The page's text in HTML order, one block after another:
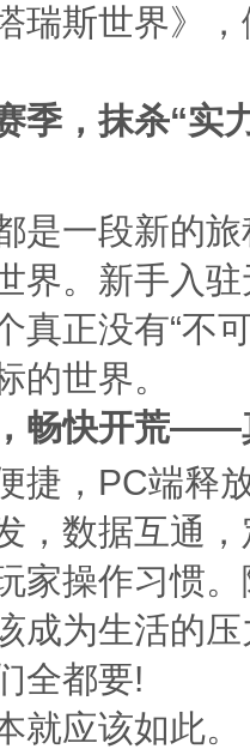
瑞斯世界》
，抹杀“实
一段新的旅
界。新手入
真正没有“不
的世界。
快开荒——
，PC端释
，数据互通
家操作习惯
为生活的压
全都要!
应该如此。